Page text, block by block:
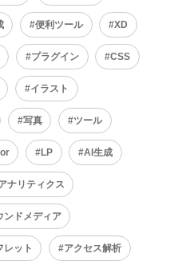
便利ツール XD
プラグイン CSS
イラスト
写真 ツール
LP AI生成
ナリティクス
ンドメディア
レット アクセス解析